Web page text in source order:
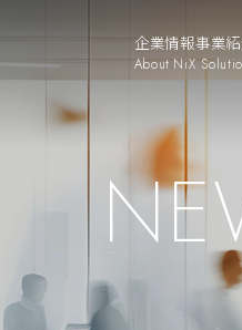
企業情報
About NiX
事業